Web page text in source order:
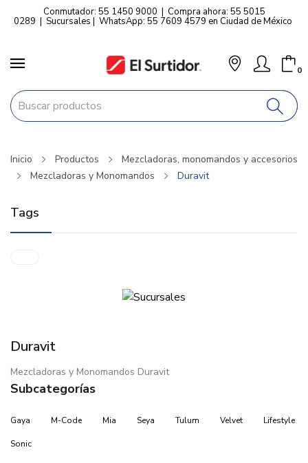
Conmutador: 55 1450 9000 | Compra ahora: 55 5015
0289 | Sucursales | WhatsApp: 55 7609 4579 en Ciudad de México
0
Inicio Productos
Mezcladoras, monomandos y accesorios
Mezcladoras y Monomandos
Duravit
Tags
Duravit
Mezcladoras y Monomandos Duravit
Subcategorías
Gaya M-Code Mia Seya Tulum Velvet Lifestyle
Sonic